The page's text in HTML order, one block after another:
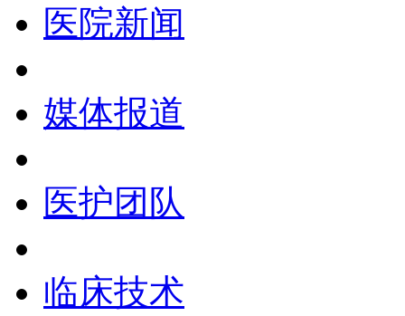
医院新闻
媒体报道
医护团队
临床技术